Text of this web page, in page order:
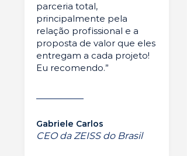
parceria total,
principalmente pela
relação profissional e a
proposta de valor que eles
entregam a cada projeto!
Eu recomendo.”
Gabriele Carlos
CEO da ZEISS do Brasil